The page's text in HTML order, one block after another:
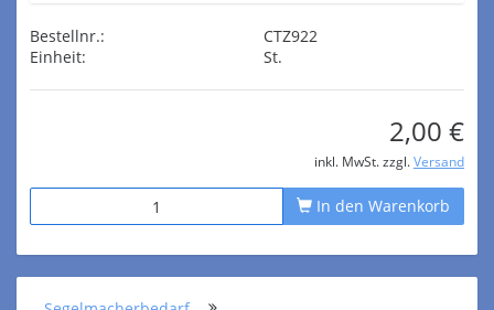
Bestellnr.:
CTZ922
Einheit:
St.
2,00 €
inkl. MwSt. zzgl. Versand
In den Warenkorb